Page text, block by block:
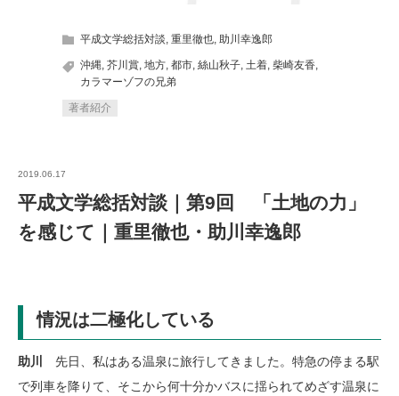
平成文学総括対談, 重里徹也, 助川幸逸郎
沖縄, 芥川賞, 地方, 都市, 絲山秋子, 土着, 柴崎友香,
カラマーゾフの兄弟
著者紹介
2019.06.17
平成文学総括対談｜第9回 「土地の力」
を感じて｜重里徹也・助川幸逸郎
情況は二極化している
助川
先日、私はある温泉に旅行してきました。特急の停まる駅
で列車を降りて、そこから何十分かバスに揺られてめざす温泉に